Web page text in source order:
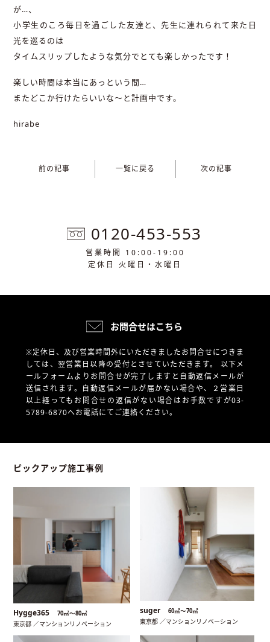
が…、
小学生のころ毎日を過ごした友達と、先生に連れられて来た日
光を巡るのは
タイムスリップしたような気分でとても楽しかったです！
楽しい時間は本当にあっという間…
またどこか行けたらいいな〜と計画中です。
hirabe
前の記事 一覧に戻る 次の記事
0120-453-553
営業時間 10:00-19:00
定休日 火曜日・水曜日
お問合せはこちら
※定休日、及び営業時間外にいただきましたお問合せにつきま
しては、翌営業日以降の受付とさせていただきます。 以下メ
ールフォームよりお問合せが完了しますと自動返信メールが
送信されます。自動返信メールが届かない場合や、
２営業日
以上経ってもお問合せの返信がない場合はお手数ですが03-
5789-6870へお電話にてご連絡ください。
ピックアップ施工事例
Hygge365 70㎡〜80㎡
東京都 ／マンションリノベーション
suger 60㎡〜70㎡
東京都 ／マンションリノベーション